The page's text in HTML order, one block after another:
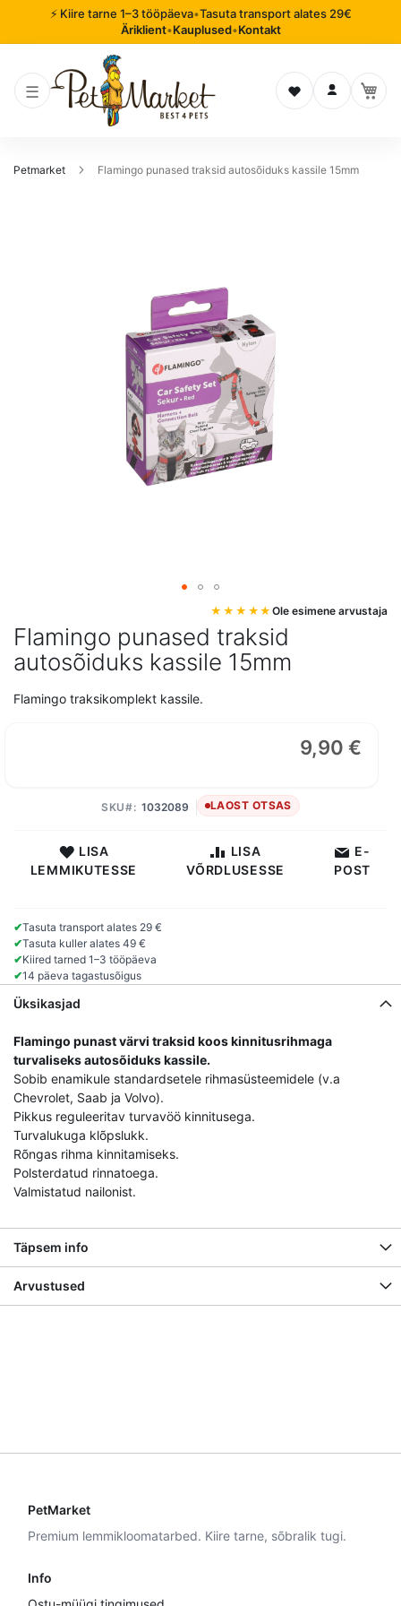
⚡ Kiire tarne 1–3 tööpäeva•Tasuta transport alates 29€
Äriklient•Kauplused•Kontakt
Soovinimekiri
Logi sisse
Petmarket Flamingo punased traksid autosõiduks kassile 15mm
Flamingo punased traksid
autosõiduks kassile 15mm
Ole esimene arvustaja
Flamingo traksikomplekt kassile.
9,90 €
SKU 1032089 LAOST OTSAS
LISA
LEMMIKUTESSE
LISA
VÕRDLUSESSE
E-
POST
✔Tasuta transport alates 29 €
✔Tasuta kuller alates 49 €
✔Kiired tarned 1–3 tööpäeva
✔14 päeva tagastusõigus
pildigalerii
algusesse
Üksikasjad
Flamingo punast värvi traksid koos kinnitusrihmaga
turvaliseks autosõiduks kassile.
Sobib enamikule standardsetele rihmasüsteemidele (v.a
Chevrolet, Saab ja Volvo).
Pikkus reguleeritav turvavöö kinnitusega.
Turvalukuga klõpslukk.
Rõngas rihma kinnitamiseks.
Polsterdatud rinnatoega.
Valmistatud nailonist.
Täpsem info
Arvustused
PetMarket
Premium lemmikloomatarbed. Kiire tarne, sõbralik tugi.
Info